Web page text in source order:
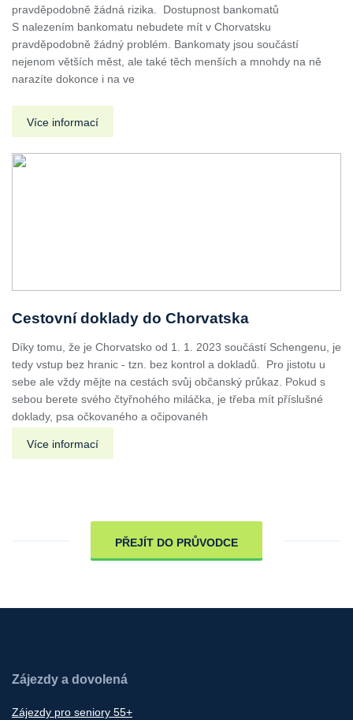
pravděpodobně žádná rizika. Dostupnost bankomatů
S nalezením bankomatu nebudete mít v Chorvatsku
pravděpodobně žádný problém. Bankomaty jsou součástí
nejenom větších měst, ale také těch menších a mnohdy na ně
narazíte dokonce i na ve
Více informací
Cestovní doklady do Chorvatska
Díky tomu, že je Chorvatsko od 1. 1. 2023 součástí Schengenu, je
tedy vstup bez hranic - tzn. bez kontrol a dokladů. Pro jistotu u
sebe ale vždy mějte na cestách svůj občanský průkaz. Pokud s
sebou berete svého čtyřnohého miláčka, je třeba mít příslušné
doklady, psa očkovaného a očipovanéh
Více informací
PŘEJÍT DO PRŮVODCE
Zájezdy a dovolená
Zájezdy pro seniory 55+